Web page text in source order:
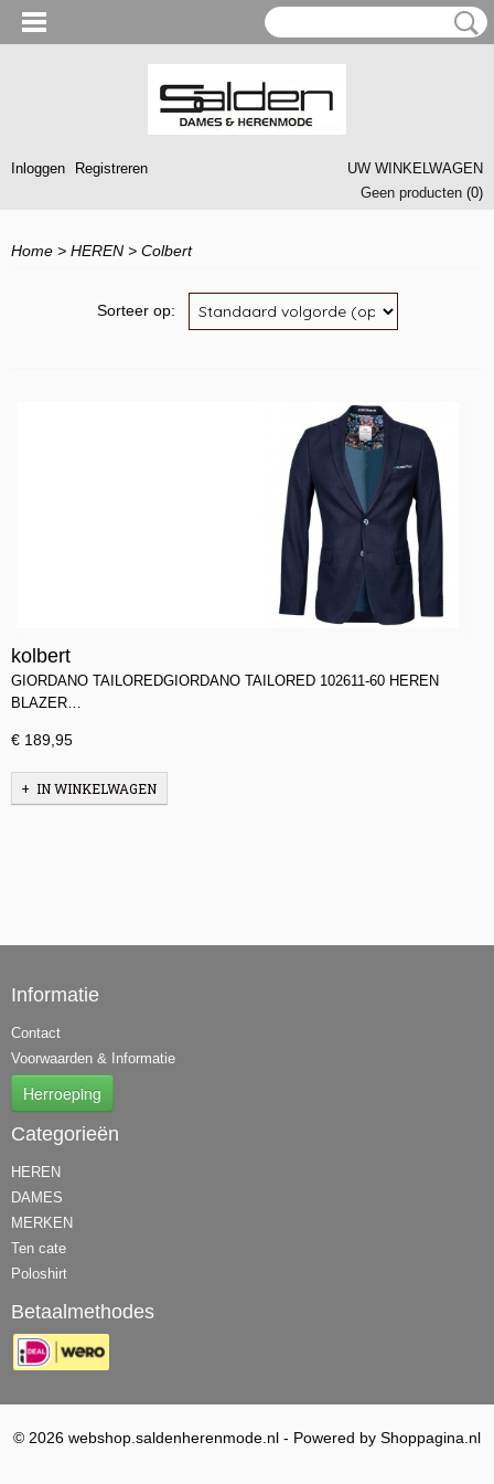
Inloggen Registreren
UW WINKELWAGEN
Geen producten (0)
Home > HEREN > Colbert
Sorteer op:
kolbert
GIORDANO TAILOREDGIORDANO TAILORED 102611-60 HEREN
BLAZER…
€ 189,95
IN WINKELWAGEN
Informatie
Contact
Voorwaarden & Informatie
Herroeping
Categorieën
HEREN
DAMES
MERKEN
Ten cate
Poloshirt
Betaalmethodes
© 2026 webshop.saldenherenmode.nl - Powered by Shoppagina.nl